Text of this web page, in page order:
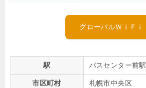
グローバルＷｉＦｉ
駅 バスセンター前駅
市区町村 札幌市中央区